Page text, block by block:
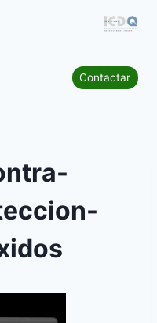
Contactar